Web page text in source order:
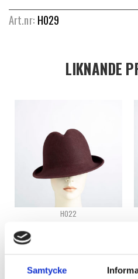
Samtycke
Art.nr: H029
LIKNANDE
H022
Logga in för att se pris